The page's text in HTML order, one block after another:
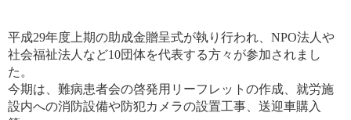
平成29年度上期の助成金贈呈式が執り行われ、NPO法人や
社会福祉法人など10団体を代表する方々が参加されまし
た。
今期は、難病患者会の啓発用リーフレットの作成、就労施
設内への消防設備や防犯カメラの設置工事、送迎車購入